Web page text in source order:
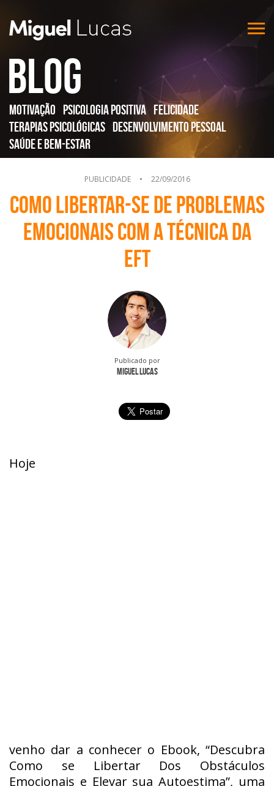
Blog
Motivação Psicologia Positiva Felicidade
Terapias Psicológicas Desenvolvimento Pessoal
Saúde e Bem-Estar
PUBLICIDADE • 22/09/2016
Como Libertar-se de problemas
emocionais com a técnica da
EFT
Publicado por
Miguel Lucas
Hoje
venho dar a conhecer o Ebook, “Descubra
Como se Libertar Dos Obstáculos
Emocionais e Elevar sua Autoestima”, uma